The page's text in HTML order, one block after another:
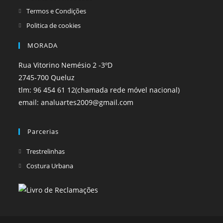
Termos e Condições
Politica de cookies
MORADA
Rua Vitorino Nemésio 2 -3ºD
2745-700 Queluz
tlm: 96 454 61 12(chamada rede móvel nacional)
email: analuartes2009@gmail.com
Parcerias
TrestrelinhasOpens
in
new
Costura UrbanaOpens
a